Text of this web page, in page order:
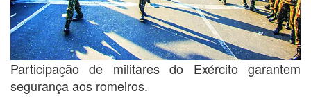
Participação de militares do Exército garantem
segurança aos romeiros.